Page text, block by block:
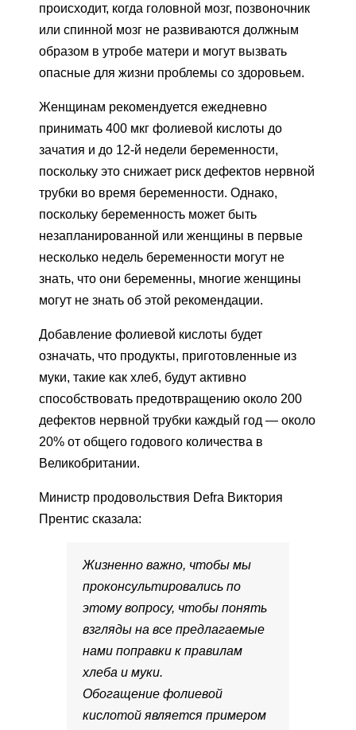
происходит, когда головной мозг, позвоночник
или спинной мозг не развиваются должным
образом в утробе матери и могут вызвать
опасные для жизни проблемы со здоровьем.
Женщинам рекомендуется ежедневно
принимать 400 мкг фолиевой кислоты до
зачатия и до 12-й недели беременности,
поскольку это снижает риск дефектов нервной
трубки во время беременности. Однако,
поскольку беременность может быть
незапланированной или женщины в первые
несколько недель беременности могут не
знать, что они беременны, многие женщины
могут не знать об этой рекомендации.
Добавление фолиевой кислоты будет
означать, что продукты, приготовленные из
муки, такие как хлеб, будут активно
способствовать предотвращению около 200
дефектов нервной трубки каждый год — около
20% от общего годового количества в
Великобритании.
Министр продовольствия Defra Виктория
Прентис сказала:
Жизненно важно, чтобы мы
проконсультировались по
этому вопросу, чтобы понять
взгляды на все предлагаемые
нами поправки к правилам
хлеба и муки.
Обогащение фолиевой
кислотой является примером